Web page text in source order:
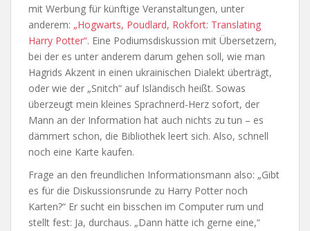
mit Werbung für künftige Veranstaltungen, unter
anderem: „Hogwarts, Poudlard, Rokfort: Translating
Harry Potter“. Eine Podiumsdiskussion mit Übersetzern,
bei der es unter anderem darum gehen soll, wie man
Hagrids Akzent in einen ukrainischen Dialekt überträgt,
oder wie der „Snitch“ auf Isländisch heißt. Sowas
überzeugt mein kleines Sprachnerd-Herz sofort, der
Mann an der Information hat auch nichts zu tun – es
dämmert schon, die Bibliothek leert sich. Also, schnell
noch eine Karte kaufen.
Frage an den freundlichen Informationsmann also: „Gibt
es für die Diskussionsrunde zu Harry Potter noch
Karten?“ Er sucht ein bisschen im Computer rum und
stellt fest: Ja, durchaus. „Dann hätte ich gerne eine,“